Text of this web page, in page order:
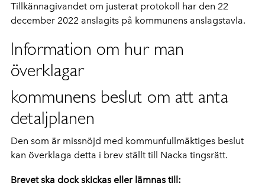
Tillkännagivandet om justerat protokoll har den 22
december 2022 anslagits på kommunens anslagstavla.
Information om hur man
överklagar
kommunens beslut om att anta
detaljplanen
Den som är missnöjd med kommunfullmäktiges beslut
kan överklaga detta i brev ställt till Nacka tingsrätt.
Brevet ska dock skickas eller lämnas till: